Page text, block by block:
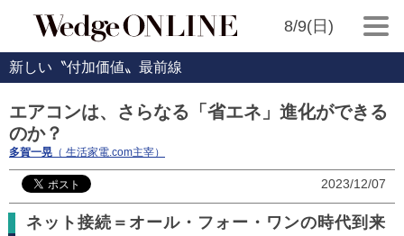
8/9(日)
新しい〝付加価値〟最前線
エアコンは、さらなる「省エネ」進化ができる
のか？
多賀一晃 （ 生活家電.com主宰）
2023/12/07
ネット接続＝オール・フォー・ワンの時代到来